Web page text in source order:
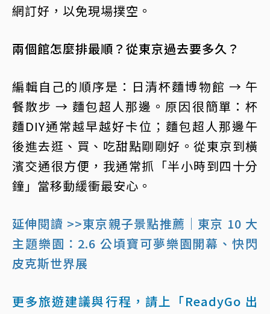
網訂好，以免現場撲空。
兩個館怎麼排最順？從東京過去要多久？
編輯自己的順序是：日清杯麵博物館 → 午
餐散步 → 麵包超人那邊。原因很簡單：杯
麵DIY通常越早越好卡位；麵包超人那邊午
後進去逛、買、吃甜點剛剛好。從東京到橫
濱交通很方便，我通常抓「半小時到四十分
鐘」當移動緩衝最安心。
延伸閱讀 >>東京親子景點推薦｜東京 10 大
主題樂園：2.6 公頃寶可夢樂園開幕、快閃
皮克斯世界展
更多旅遊建議與行程，請上「ReadyGo 出